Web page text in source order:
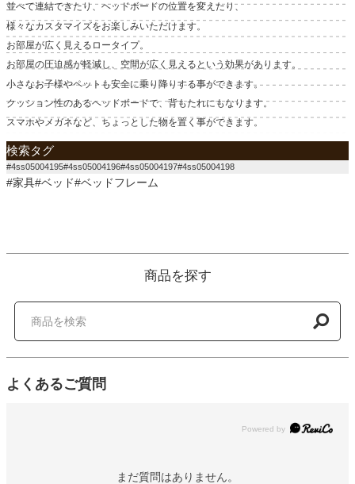
並べて連結できたり、ヘッドボードの位置を変えたり、
様々なカスタマイズをお楽しみいただけます。
お部屋が広く見えるロータイプ。
お部屋の圧迫感が軽減し、空間が広く見えるという効果があります。
小さなお子様やペットも安全に乗り降りする事ができます。
クッション性のあるヘッドボードで、背もたれにもなります。
スマホやメガネなど、ちょっとした物を置く事ができます。
検索タグ
#4ss05004195#4ss05004196#4ss05004197#4ss05004198
#家具#ベッド#ベッドフレーム
商品を探す
よくあるご質問
Powered by
まだ質問はありません。